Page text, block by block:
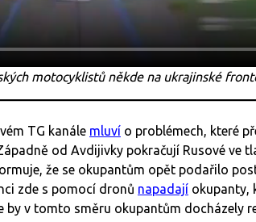
motocyklistů někde na ukrajinské
TG kanále mluví o problémech, které
od Avdijivky pokračují Rusové ve
že se okupantům opět podařilo
zde s pomocí dronů napadají okupanty,
by v tomto směru okupantům docházely